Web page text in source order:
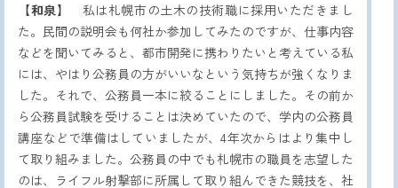
【和泉】 私は札幌市の土木の技術職に採用いただきまし
た。民間の説明会も何社か参加してみたのですが、仕事内容
などを聞いてみると、都市開発に携わりたいと考えている私
には、やはり公務員の方がいいなという気持ちが強くなりま
した。それで、公務員一本に絞ることにしました。その前か
ら公務員試験を受けることは決めていたので、学内の公務員
講座などで準備はしていましたが、4年次からはより集中し
て取り組みました。公務員の中でも札幌市の職員を志望した
のは、ライフル射撃部に所属して取り組んできた競技を、社